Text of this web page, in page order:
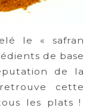
le « safran
de base
de la
cette
les plats !